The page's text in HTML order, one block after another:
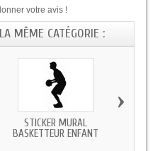
votre avis !
MÊME CATÉGORIE :
STICKER MURAL
BASKETTEUR ENFANT
›